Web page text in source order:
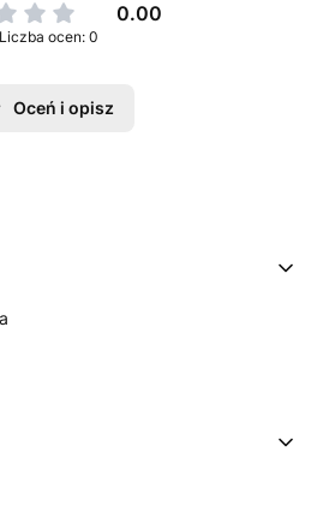
0.00
Liczba ocen: 0
Oceń i opisz